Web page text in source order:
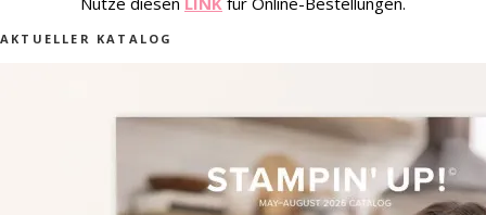
AKTUELLER KATALOG